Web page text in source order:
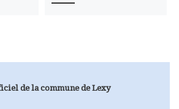
de la commune de Lexy